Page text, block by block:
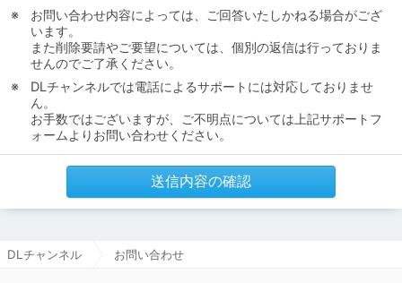
お問い合わせ内容によっては、ご回答いたしかねる場合がござ
います。
また削除要請やご要望については、個別の返信は行っておりま
せんのでご了承ください。
DLチャンネルでは電話によるサポートには対応しておりませ
ん。
お手数ではございますが、ご不明点については上記サポートフ
ォームよりお問い合わせください。
送信内容の確認
DLチャンネル お問い合わせ